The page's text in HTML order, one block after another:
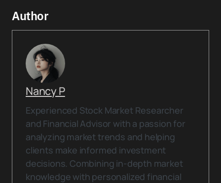
Author
Nancy P
Experienced Stock Market Researcher
and Financial Advisor with a passion for
analyzing market trends and helping
clients make informed investment
decisions. Combining in-depth market
knowledge with personalized financial